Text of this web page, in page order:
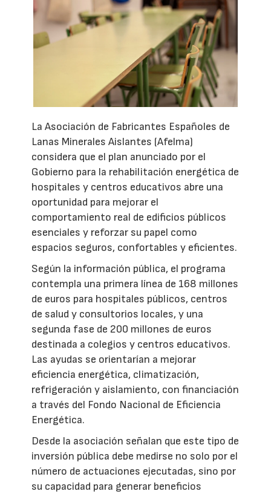
La Asociación de Fabricantes Españoles de
Lanas Minerales Aislantes (Afelma)
considera que el plan anunciado por el
Gobierno para la rehabilitación energética de
hospitales y centros educativos abre una
oportunidad para mejorar el
comportamiento real de edificios públicos
esenciales y reforzar su papel como
espacios seguros, confortables y eficientes.
Según la información pública, el programa
contempla una primera línea de 168 millones
de euros para hospitales públicos, centros
de salud y consultorios locales, y una
segunda fase de 200 millones de euros
destinada a colegios y centros educativos.
Las ayudas se orientarían a mejorar
eficiencia energética, climatización,
refrigeración y aislamiento, con financiación
a través del Fondo Nacional de Eficiencia
Energética.
Desde la asociación señalan que este tipo de
inversión pública debe medirse no solo por el
número de actuaciones ejecutadas, sino por
su capacidad para generar beneficios